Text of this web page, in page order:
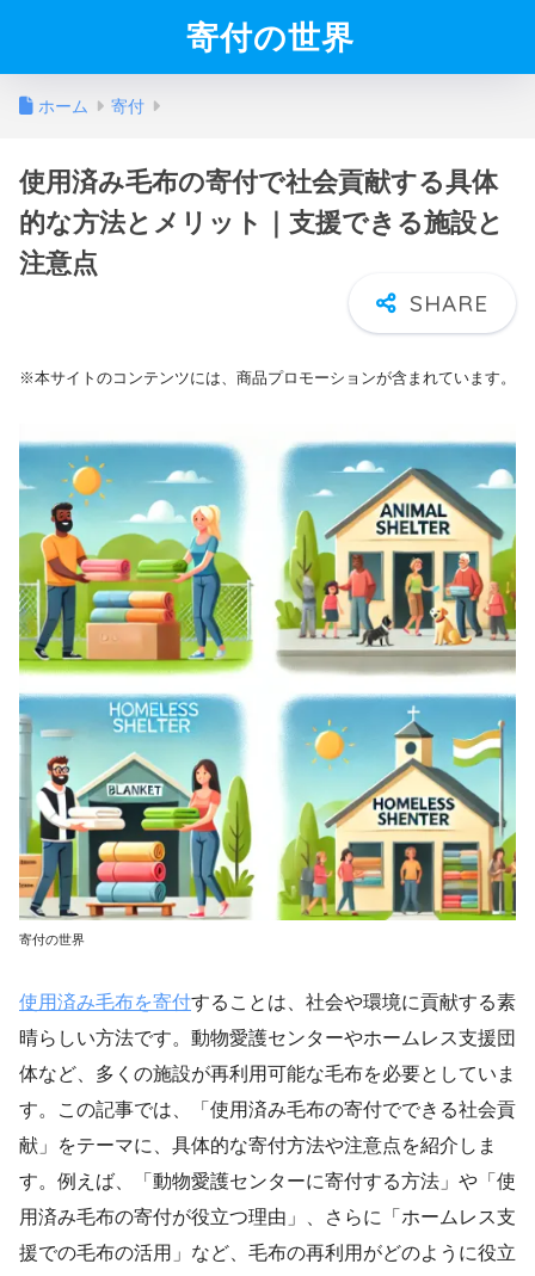
寄付の世界
ホーム 寄付
使用済み毛布の寄付で社会貢献する具体
的な方法とメリット｜支援できる施設と
注意点
※本サイトのコンテンツには、商品プロモーションが含まれています。
寄付の世界
使用済み毛布を寄付することは、社会や環境に貢献する素
晴らしい方法です。動物愛護センターやホームレス支援団
体など、多くの施設が再利用可能な毛布を必要としていま
す。この記事では、「使用済み毛布の寄付でできる社会貢
献」をテーマに、具体的な寄付方法や注意点を紹介しま
す。例えば、「動物愛護センターに寄付する方法」や「使
用済み毛布の寄付が役立つ理由」、さらに「ホームレス支
援での毛布の活用」など、毛布の再利用がどのように役立